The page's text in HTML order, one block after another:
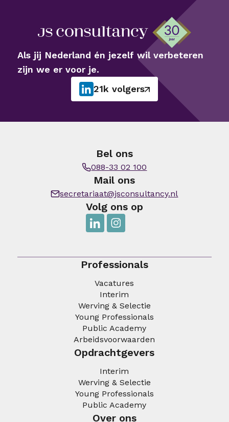
Als jij Nederland én jezelf wil verbeteren
zijn we er voor je.
21k volgers
Professionals
Vacatures
Interim
Werving & Selectie
Young Professionals
Public Academy
Arbeidsvoorwaarden
Opdrachtgevers
Interim
Werving & Selectie
Young Professionals
Public Academy
Over ons
Bel ons
088-33 02 100
Mail ons
secretariaat@jsconsultancy.nl
Volg ons op